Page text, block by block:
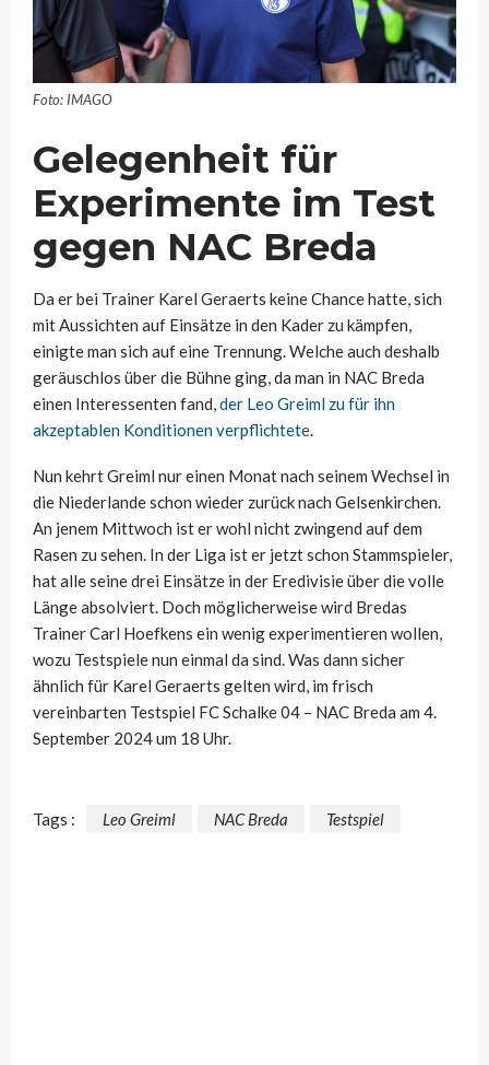
Foto: IMAGO
Gelegenheit für
Experimente im Test
gegen NAC Breda
Da er bei Trainer Karel Geraerts keine Chance hatte, sich
mit Aussichten auf Einsätze in den Kader zu kämpfen,
einigte man sich auf eine Trennung. Welche auch deshalb
geräuschlos über die Bühne ging, da man in NAC Breda
einen Interessenten fand,der Leo Greiml zu für ihn
akzeptablen Konditionen verpflichtete.
Nun kehrt Greiml nur einen Monat nach seinem Wechsel in
die Niederlande schon wieder zurück nach Gelsenkirchen.
An jenem Mittwoch ist er wohl nicht zwingend auf dem
Rasen zu sehen. In der Liga ist er jetzt schon Stammspieler,
hat alle seine drei Einsätze in der Eredivisie über die volle
Länge absolviert. Doch möglicherweise wird Bredas
Trainer Carl Hoefkens ein wenig experimentieren wollen,
wozu Testspiele nun einmal da sind. Was dann sicher
ähnlich für Karel Geraerts gelten wird, im frisch
vereinbarten Testspiel FC Schalke 04 – NAC Breda am 4.
September 2024 um 18 Uhr.
Tags : Leo Greiml NAC Breda Testspiel